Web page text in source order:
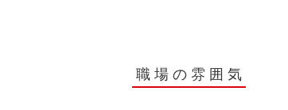
職場の雰囲気